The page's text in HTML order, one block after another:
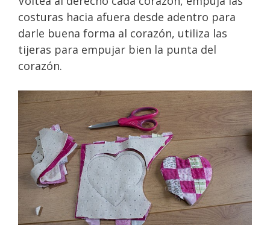
costuras hacia afuera desde adentro para
darle buena forma al corazón, utiliza las
tijeras para empujar bien la punta del
corazón.